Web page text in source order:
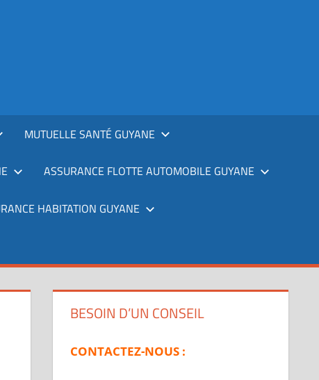
MUTUELLE SANTÉ GUYANE
ASSURANCE FLOTTE AUTOMOBILE GUYANE
HABITATION GUYANE
BESOIN D’UN CONSEIL
CONTACTEZ-NOUS :